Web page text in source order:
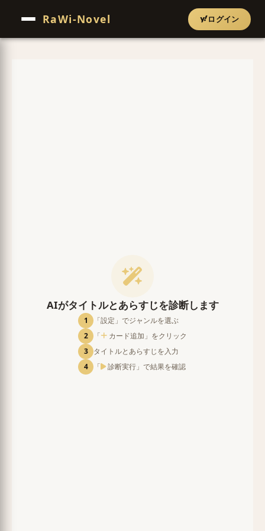
RaWi-Novel ログイン
AIがタイトルとあらすじを診断します
1
「設定」でジャンルを選ぶ
2
「
カード追加」をクリック
3
タイトルとあらすじを入力
4
「 診断実行」で結果を確認